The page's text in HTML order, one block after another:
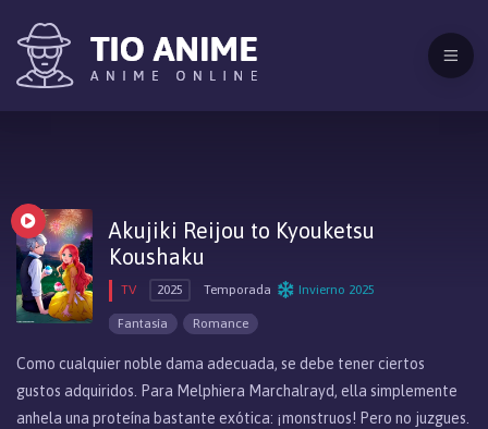
Akujiki Reijou to Kyouketsu
Koushaku
TV 2025 Temporada Invierno 2025
Fantasía Romance
Como cualquier noble dama adecuada, se debe tener ciertos
gustos adquiridos. Para Melphiera Marchalrayd, ella simplemente
anhela una proteína bastante exótica: ¡monstruos! Pero no juzgues.